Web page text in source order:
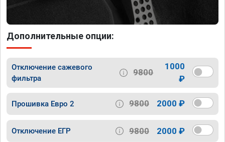
Дополнительные опции:
Отключение сажевого
фильтра
9800
1000
₽
Прошивка Евро 2 9800 2000 ₽
Отключение ЕГР 9800 2000 ₽